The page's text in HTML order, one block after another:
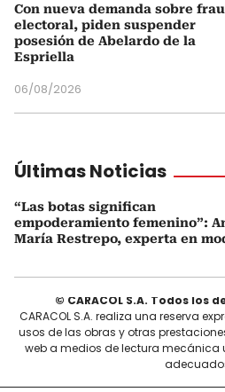
Con nueva demanda sobre
electoral, piden suspender
posesión de Abelardo de la
Espriella
06/08/2026
Últimas Noticias
“Las botas significan
empoderamiento femenino”:
María Restrepo, experta en
© CARACOL S.A. Todos los
CARACOL S.A. realiza una reserva
usos de las obras y otras
web a medios de lectura mecánica